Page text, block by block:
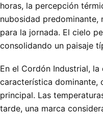
horas, la percepción
nubosidad
para la jornada. El cielo
consolidando un paisaje
En el Cordón Industrial,
característica dominante,
principal. Las
tarde, una marca